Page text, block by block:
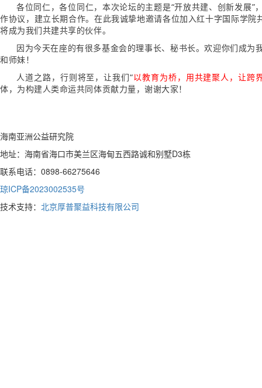
各位同仁，各位同仁，本次论坛的主题是“开放共建、创新发展
作协议，建立长期合作。在此我诚挚地邀请各位加入红十字国际学
将成为我们共建共享的伙伴。
因为今天在座的有很多基金会的理事长、秘书长。欢迎你们成
和师妹！
人道之路，行则将至，让我们“以教育为桥，用共建聚人，让跨
体，为构建人类命运共同体贡献力量，谢谢大家！
海南亚洲公益研究院
地址：海南省海口市美兰区海甸五西路诚和别墅D3栋
联系电话：0898-66275646
琼ICP备2023002535号
技术支持： 北京厚普聚益科技有限公司